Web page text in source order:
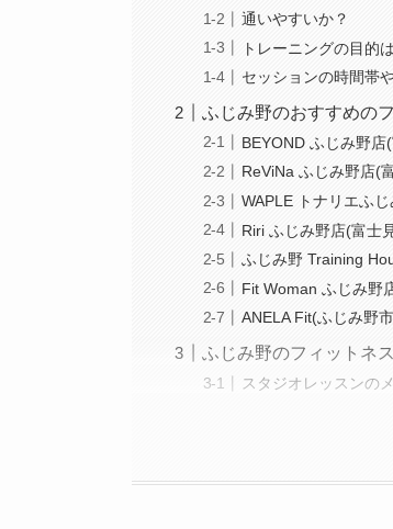
通いやすいか？
トレーニングの目的
セッションの時間帯
ふじみ野のおすすめの
BEYOND ふじみ野
ReViNa ふじみ野店(
WAPLE トナリエふ
Riri ふじみ野店(富士
ふじみ野 Training
Fit Woman ふじみ野
ANELA Fit(ふじみ野
ふじみ野のフィットネ
スタジオレッスンの